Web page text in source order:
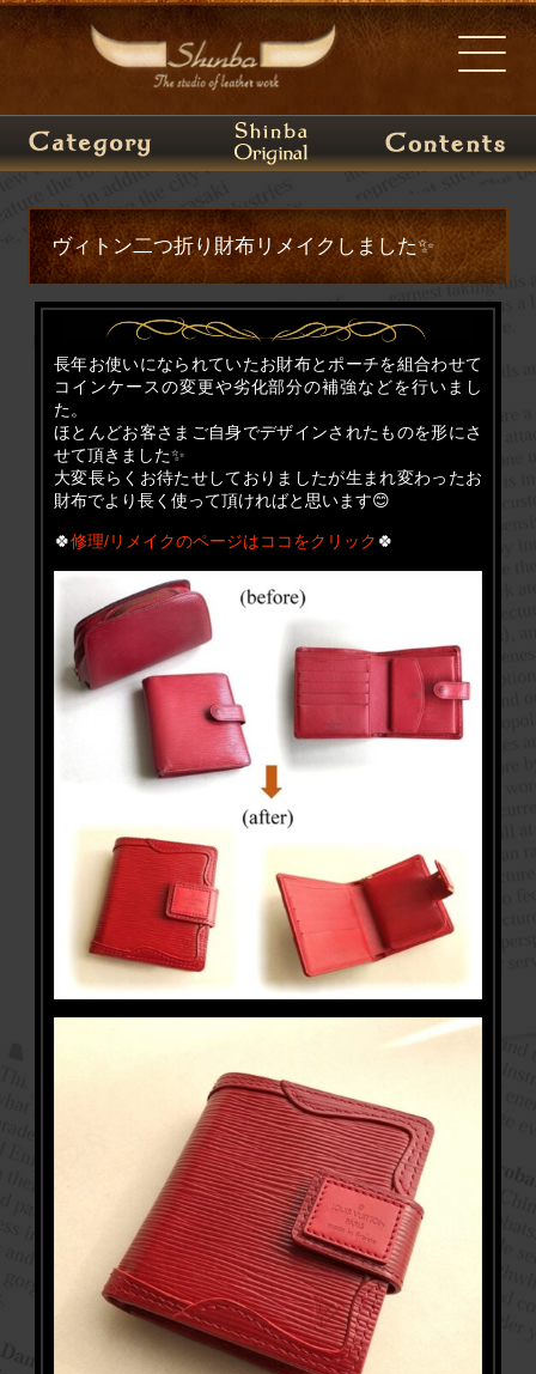
ヴィトン二つ折り財布リメイクしました✨
長年お使いになられていたお財布とポーチを組合わせて
コインケースの変更や劣化部分の補強などを行いまし
た。
ほとんどお客さまご自身でデザインされたものを形にさ
せて頂きました✨
大変長らくお待たせしておりましたが生まれ変わったお
財布でより長く使って頂ければと思います😊
🍀修理/リメイクのページはココをクリック🍀